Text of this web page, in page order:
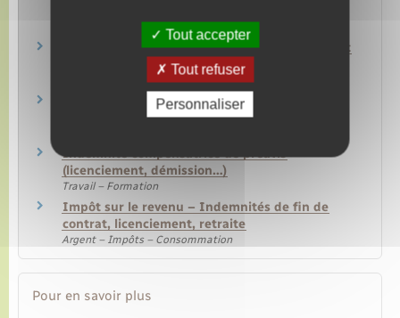
Argent – Impôts – Consommation
Impôt sur le revenu : déductions, réductions et
Argent – Impôts – Consommation
Impôt sur le revenu – Déclaration de revenus
Indemnité compensatrice de préavis
(licenciement, démission…)
Travail – Formation
Impôt sur le revenu – Indemnités de fin de
contrat, licenciement, retraite
Argent – Impôts – Consommation
Pour en savoir plus
Tout accepter
Tout refuser
Personnaliser